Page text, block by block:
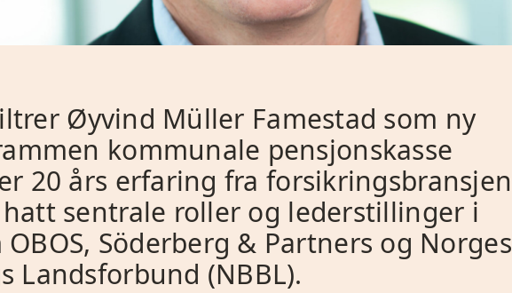
Øyvind Müller Famestad som ny
kommunale pensjonskasse
20 års erfaring fra forsikringsbransjen
sentrale roller og lederstillinger i
Söderberg & Partners og Norges
Landsforbund (NBBL).